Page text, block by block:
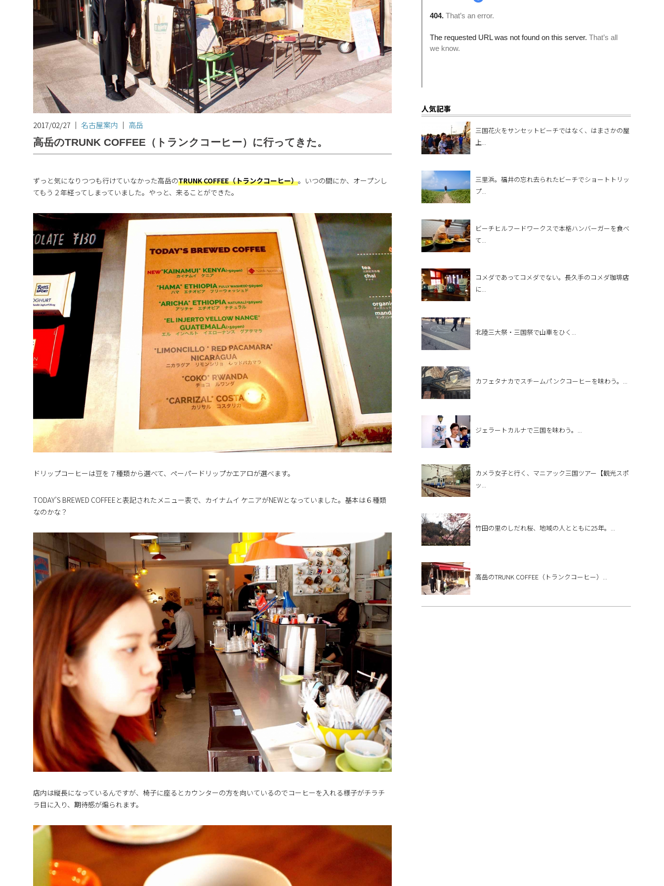
2017/02/27 ｜名古屋案内 ｜ 高岳
高岳のTRUNK COFFEE（トランクコーヒー）に行ってきた。
ずっと気になりつつも行けていなかった高岳のTRUNK COFFEE（トランクコーヒー）。いつの間にか、オープンし
てもう２年経ってしまっていました。やっと、来ることができた。
ドリップコーヒーは豆を７種類から選べて、ペーパードリップかエアロが選べます。
TODAY’S BREWED COFFEEと表記されたメニュー表で、カイナムイ ケニアがNEWとなっていました。基本は６種類
なのかな？
店内は縦長になっているんですが、椅子に座るとカウンターの方を向いているのでコーヒーを入れる様子がチラチ
ラ目に入り、期待感が煽られます。
人気記事
三国花火をサンセットビーチではなく、はまさかの屋
上...
三里浜。福井の忘れ去られたビーチでショートトリッ
プ...
ビーチヒルフードワークスで本格ハンバーガーを食べ
て...
コメダであってコメダでない。長久手のコメダ珈琲店
に...
北陸三大祭・三国祭で山車をひく...
カフェタナカでスチームパンクコーヒーを味わう。...
ジェラートカルナで三国を味わう。...
カメラ女子と行く、マニアック三国ツアー【観光スポ
ッ...
竹田の里のしだれ桜、地域の人とともに25年。...
高岳のTRUNK COFFEE（トランクコーヒー）...